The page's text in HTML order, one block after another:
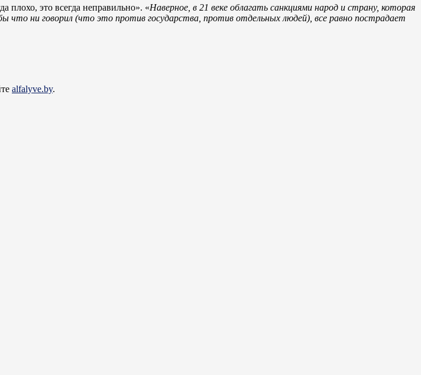
плохо, это всегда неправильно». «Наверное, в 21 веке облагать санкциями народ и страну, которая
ни говорил (что это против государства, против отдельных людей), все равно пострадает
alfalyve.by.